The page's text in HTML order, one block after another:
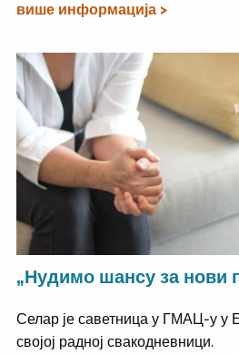
више информација >
„Нудимо шансу за нови
Селар је саветница у ГМАЦ-у у
својој радној свакодневници.